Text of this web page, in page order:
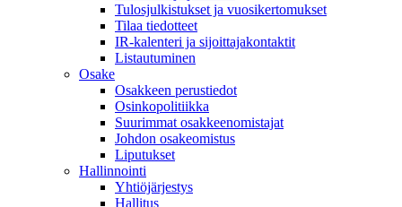
Tulosjulkistukset ja vuosikertomukset
Tilaa tiedotteet
IR-kalenteri ja sijoittajakontaktit
Listautuminen
Osake
Osakkeen perustiedot
Osinkopolitiikka
Suurimmat osakkeenomistajat
Johdon osakeomistus
Liputukset
Hallinnointi
Yhtiöjärjestys
Hallitus